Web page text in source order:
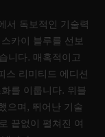
서 독보적인 기술력
카이 블루를 선보
니다. 매혹적이고
스 리미티드 에디션
를 이룹니다. 위블
으며, 뛰어난 기술
끝없이 펼쳐진 여